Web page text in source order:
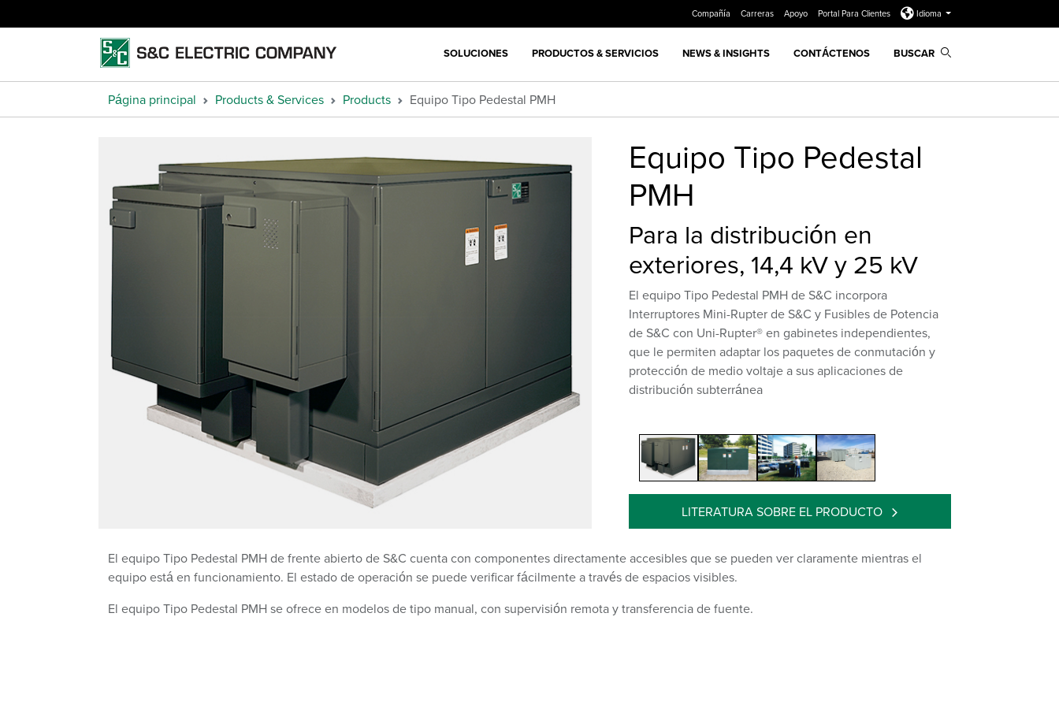
Compañía Carreras Apoyo Portal Para Clientes Idioma
SOLUCIONES PRODUCTOS & SERVICIOS NEWS & INSIGHTS CONTÁCTENOS BUSCAR
Página principal Products & Services Products Equipo Tipo Pedestal PMH
Equipo Tipo Pedestal
PMH
Para la distribución en
exteriores, 14,4 kV y 25 kV
El equipo Tipo Pedestal PMH de S&C incorpora
Interruptores Mini-Rupter de S&C y Fusibles de Potencia
de S&C con Uni-Rupter® en gabinetes independientes,
que le permiten adaptar los paquetes de conmutación y
protección de medio voltaje a sus aplicaciones de
distribución subterránea
LITERATURA SOBRE EL PRODUCTO
El equipo Tipo Pedestal PMH de frente abierto de S&C cuenta con componentes directamente accesibles que se pueden ver claramente mientras el
equipo está en funcionamiento. El estado de operación se puede verificar fácilmente a través de espacios visibles.
El equipo Tipo Pedestal PMH se ofrece en modelos de tipo manual, con supervisión remota y transferencia de fuente.